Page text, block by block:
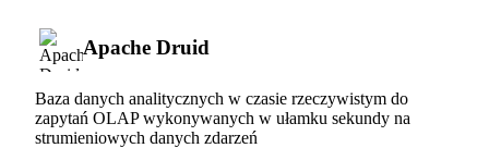
Apache Druid
Baza danych analitycznych w czasie rzeczywistym do
zapytań OLAP wykonywanych w ułamku sekundy na
strumieniowych danych zdarzeń